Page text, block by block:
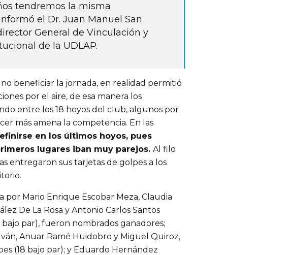
tendremos la misma
el Dr. Juan Manuel San
General de Vinculación y
de la UDLAP.
beneficiar la jornada, en realidad permitió
por el aire, de esa manera los
entre los 18 hoyos del club, algunos por
más amena la competencia. En las
en los últimos hoyos, pues
lugares iban muy parejos. Al filo
entregaron sus tarjetas de golpes a los
Mario Enrique Escobar Meza, Claudia
De La Rosa y Antonio Carlos Santos
par), fueron nombrados ganadores;
Anuar Ramé Huidobro y Miguel Quiroz,
(18 bajo par); y Eduardo Hernández